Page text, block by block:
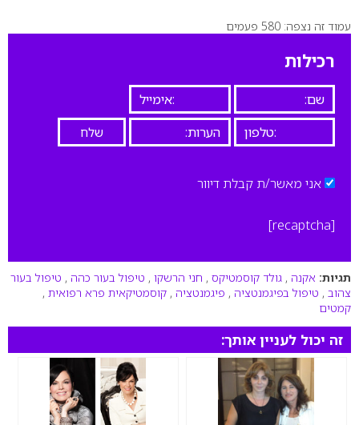
0
עמוד זה נצפה: 580 פעמים
רכילות
אני מאשר/ת קבלת דיוור
[recaptcha]
תגיות: אקנה , גולד קוסמטיקס , חני הרשקו , טיפול בעור כהה , טיפול בעור
צהוב , טיפול בפיגמנטציה , פיגמנטציה , קוסמטיקאית פרא רפואית ,
קמטים
זה יכול לעניין אותך: